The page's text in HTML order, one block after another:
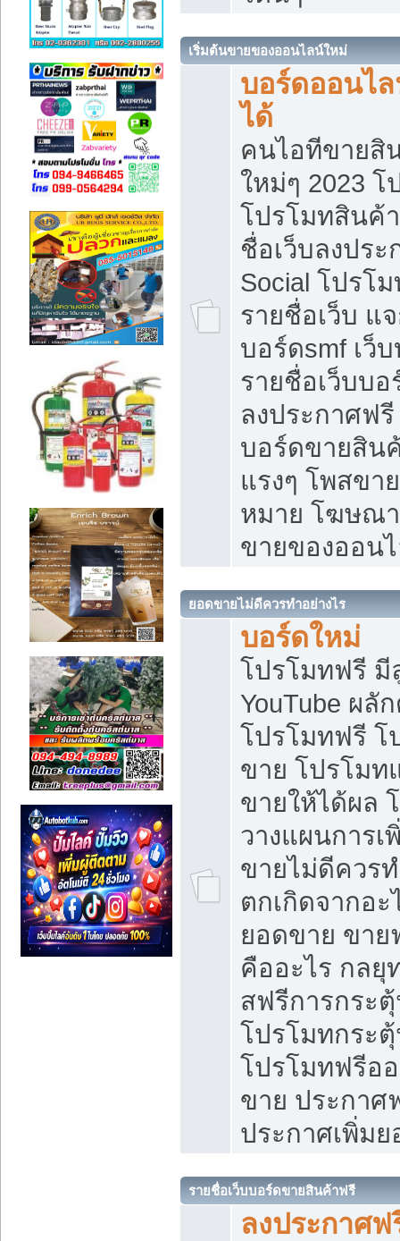
เริ่มต้นขายของออนไลน์ใหม่
บอร์ดออนไ
ได้
คนไอทีขายสิ
ใหม่ๆ 2023
โปรโมทสินค้
ชื่อเว็บลงปร
Social โปรโ
รายชื่อเว็บ แ
บอร์ดsmf เว็
รายชื่อเว็บบ
ลงประกาศฟรี
บอร์ดขายสิน
แรงๆ โพสขา
หมาย โฆษณ
ขายของออน
ยอดขายไม่ดีควรทำอย่างไร
บอร์ดใหม่
โปรโมทฟรี มี
YouTube ผลั
โปรโมทฟรี โ
ขาย โปรโมท
ขายให้ได้ผล
วางแผนการ
ขายไม่ดีควร
ตกเกิดจากอะ
ยอดขาย ขาย
คืออะไร กลยุ
สฟรีการกระ
โปรโมทกระ
โปรโมทฟรีอ
ขาย ประกาศ
ประกาศเพิ่ม
รายชื่อเว็บบอร์ดขายสินค้าฟรี
ลงประกาศฟ